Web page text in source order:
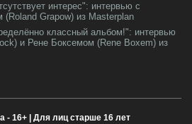
интерес": интервью с
Grapow) из Masterplan
классный альбом!": интервью
и Рене Боксемом (Rene Boxem) из
- 16+ | Для лиц старше 16 лет